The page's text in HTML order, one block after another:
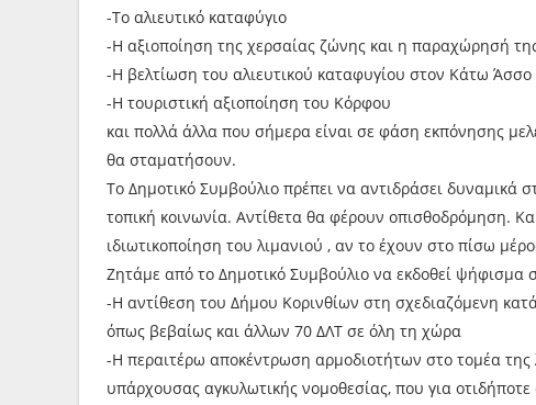
-Το αλιευτικό καταφύγιο
-Η αξιοποίηση της χερσαίας ζώνης και η παραχώρησή
-Η βελτίωση του αλιευτικού καταφυγίου στον Κάτω Άσσο
-Η τουριστική αξιοποίηση του Κόρφου
και πολλά άλλα που σήμερα είναι σε φάση εκπόνησης
θα σταματήσουν.
Το Δημοτικό Συμβούλιο πρέπει να αντιδράσει δυναμικά
τοπική κοινωνία. Αντίθετα θα φέρουν οπισθοδρόμηση.
ιδιωτικοποίηση του λιμανιού , αν το έχουν στο πίσω
Ζητάμε από το Δημοτικό Συμβούλιο να εκδοθεί ψήφισμα
-Η αντίθεση του Δήμου Κορινθίων στη σχεδιαζόμενη
όπως βεβαίως και άλλων 70 ΔΛΤ σε όλη τη χώρα
-Η περαιτέρω αποκέντρωση αρμοδιοτήτων στο τομέα της
υπάρχουσας αγκυλωτικής νομοθεσίας, που για